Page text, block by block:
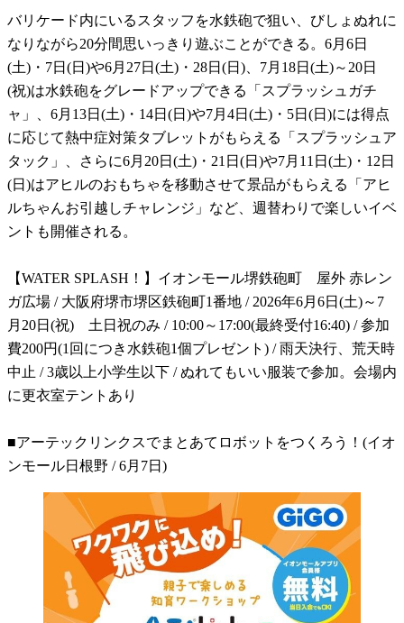
バリケード内にいるスタッフを水鉄砲で狙い、びしょぬれに
なりながら20分間思いっきり遊ぶことができる。6月6日
(土)・7日(日)や6月27日(土)・28日(日)、7月18日(土)～20日
(祝)は水鉄砲をグレードアップできる「スプラッシュガチ
ャ」、6月13日(土)・14日(日)や7月4日(土)・5日(日)には得点
に応じて熱中症対策タブレットがもらえる「スプラッシュア
タック」、さらに6月20日(土)・21日(日)や7月11日(土)・12日
(日)はアヒルのおもちゃを移動させて景品がもらえる「アヒ
ルちゃんお引越しチャレンジ」など、週替わりで楽しいイベ
ントも開催される。
【WATER SPLASH！】イオンモール堺鉄砲町 屋外 赤レン
ガ広場 / 大阪府堺市堺区鉄砲町1番地 / 2026年6月6日(土)～7
月20日(祝) 土日祝のみ / 10:00～17:00(最終受付16:40) / 参加
費200円(1回につき水鉄砲1個プレゼント) / 雨天決行、荒天時
中止 / 3歳以上小学生以下 / ぬれてもいい服装で参加。会場内
に更衣室テントあり
■アーテックリンクスでまとあてロボットをつくろう！(イオ
ンモール日根野 / 6月7日)